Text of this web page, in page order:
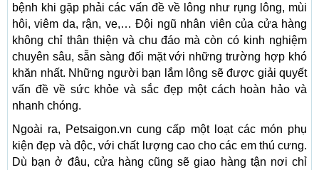
bệnh khi gặp phải các vấn đề về lông như rụng lông, mùi
hôi, viêm da, rận, ve,… Đội ngũ nhân viên của cửa hàng
không chỉ thân thiện và chu đáo mà còn có kinh nghiệm
chuyên sâu, sẵn sàng đối mặt với những trường hợp khó
khăn nhất. Những người bạn lắm lông sẽ được giải quyết
vấn đề về sức khỏe và sắc đẹp một cách hoàn hảo và
nhanh chóng.
Ngoài ra, Petsaigon.vn cung cấp một loạt các món phụ
kiện đẹp và độc, với chất lượng cao cho các em thú cưng.
Dù bạn ở đâu, cửa hàng cũng sẽ giao hàng tận nơi chỉ